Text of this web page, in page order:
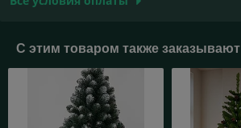
С этим товаром также заказывают